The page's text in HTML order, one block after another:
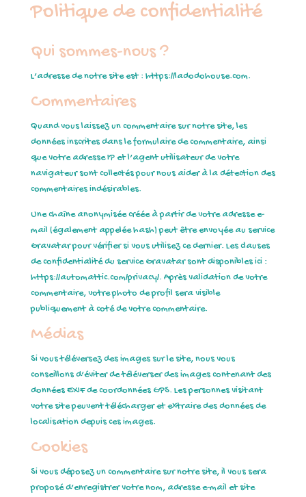
Politique de confidentialité
Qui sommes-nous ?
L’adresse de notre site est : https://ladodohouse.com.
Commentaires
Quand vous laissez un commentaire sur notre site, les
données inscrites dans le formulaire de commentaire, ainsi
que votre adresse IP et l’agent utilisateur de votre
navigateur sont collectés pour nous aider à la détection des
commentaires indésirables.
Une chaîne anonymisée créée à partir de votre adresse e-
mail (également appelée hash) peut être envoyée au service
Gravatar pour vérifier si vous utilisez ce dernier. Les clauses
de confidentialité du service Gravatar sont disponibles ici :
https://automattic.com/privacy/. Après validation de votre
commentaire, votre photo de profil sera visible
publiquement à coté de votre commentaire.
Médias
Si vous téléversez des images sur le site, nous vous
conseillons d’éviter de téléverser des images contenant des
données EXIF de coordonnées GPS. Les personnes visitant
votre site peuvent télécharger et extraire des données de
localisation depuis ces images.
Cookies
Si vous déposez un commentaire sur notre site, il vous sera
proposé d’enregistrer votre nom, adresse e-mail et site